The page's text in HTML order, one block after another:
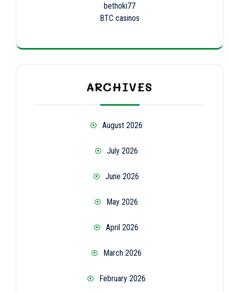
bethoki77
BTC casinos
ARCHIVES
August 2026
July 2026
June 2026
May 2026
April 2026
March 2026
February 2026